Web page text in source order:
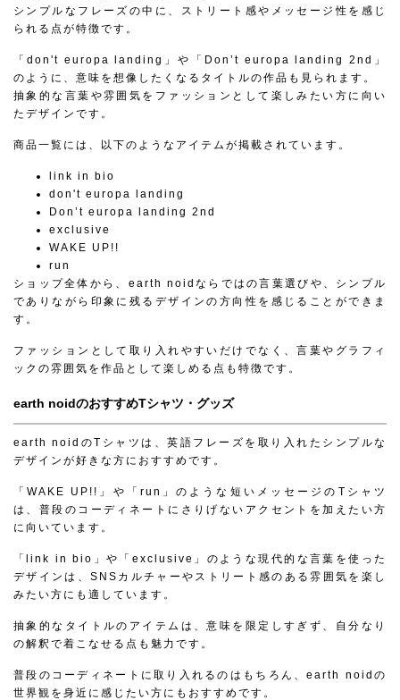
シンプルなフレーズの中に、ストリート感やメッセージ性を感じ
られる点が特徴です。
「don't europa landing」や「Don’t europa landing 2nd」
のように、意味を想像したくなるタイトルの作品も見られます。
抽象的な言葉や雰囲気をファッションとして楽しみたい方に向い
たデザインです。
商品一覧には、以下のようなアイテムが掲載されています。
link in bio
don't europa landing
Don’t europa landing 2nd
exclusive
WAKE UP!!
run
ショップ全体から、earth noidならではの言葉選びや、シンプル
でありながら印象に残るデザインの方向性を感じることができま
す。
ファッションとして取り入れやすいだけでなく、言葉やグラフィ
ックの雰囲気を作品として楽しめる点も特徴です。
earth noidのおすすめTシャツ・グッズ
earth noidのTシャツは、英語フレーズを取り入れたシンプルな
デザインが好きな方におすすめです。
「WAKE UP!!」や「run」のような短いメッセージのTシャツ
は、普段のコーディネートにさりげないアクセントを加えたい方
に向いています。
「link in bio」や「exclusive」のような現代的な言葉を使った
デザインは、SNSカルチャーやストリート感のある雰囲気を楽し
みたい方にも適しています。
抽象的なタイトルのアイテムは、意味を限定しすぎず、自分なり
の解釈で着こなせる点も魅力です。
普段のコーディネートに取り入れるのはもちろん、earth noidの
世界観を身近に感じたい方にもおすすめです。